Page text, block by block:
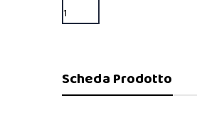
Scheda Prodotto